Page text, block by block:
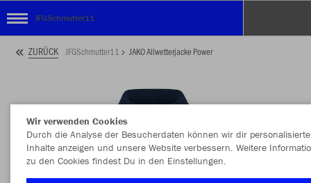
JFGSchmutter11
ZURÜCK JFGSchmutter11 JAKO Allwetterjacke Power
Wir verwenden Cookies
Durch die Analyse der Besucherdaten können wir dir personalisierte
Inhalte anzeigen und unsere Website verbessern. Weitere
zu den Cookies findest Du in den Einstellungen.